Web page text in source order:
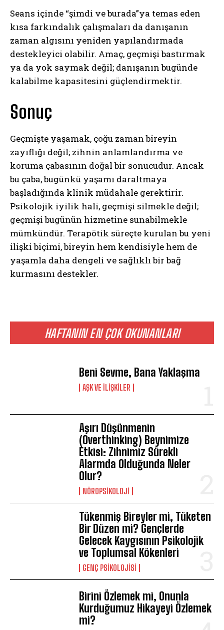
ABONE OL
HAFTANIN EN ÇOK OKUNANLARI
Beni Sevme, Bana Yaklaşma
AŞK VE İLIŞKILER
Aşırı Düşünmenin
(Overthinking) Beynimize
Etkisi: Zihnimiz Sürekli
Alarmda Olduğunda Neler
Olur?
NÖROPSIKOLOJI
Tükenmiş Bireyler mi, Tüketen
Bir Düzen mi? Gençlerde
Gelecek Kaygısının Psikolojik
ve Toplumsal Kökenleri
GENÇ PSIKOLOJISI
Birini Özlemek mi, Onunla
Kurduğumuz Hikayeyi Özlemek
mi?
Seans içinde “şimdi ve burada”ya temas eden
kısa farkındalık çalışmaları da danışanın
zaman algısını yeniden yapılandırmada
destekleyici olabilir. Amaç, geçmişi bastırmak
ya da yok saymak değil; danışanın bugünde
kalabilme kapasitesini güçlendirmektir.
Sonuç
Geçmişte yaşamak, çoğu zaman bireyin
zayıflığı değil; zihnin anlamlandırma ve
koruma çabasının doğal bir sonucudur. Ancak
bu çaba, bugünkü yaşamı daraltmaya
başladığında klinik müdahale gerektirir.
Psikolojik iyilik hali, geçmişi silmekle değil;
geçmişi bugünün hizmetine sunabilmekle
mümkündür. Terapötik süreçte kurulan bu yeni
ilişki biçimi, bireyin hem kendisiyle hem de
yaşamla daha dengeli ve sağlıklı bir bağ
kurmasını destekler.